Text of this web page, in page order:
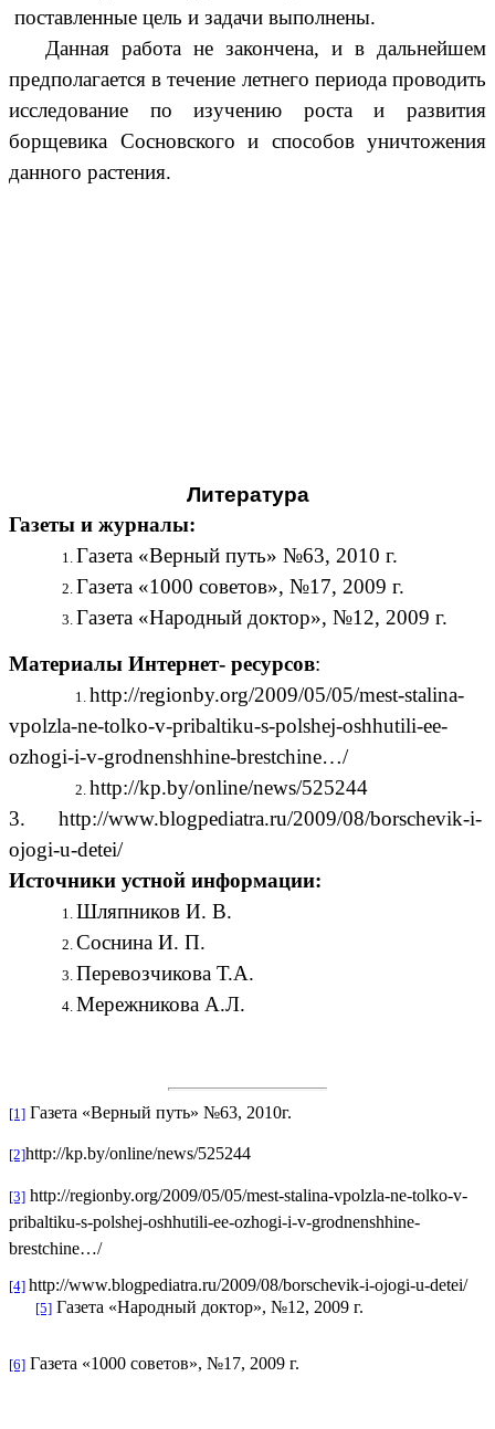
поставленные цель и задачи выполнены.
Данная работа не закончена, и в дальнейшем
предполагается в течение летнего периода проводить
исследование по изучению роста и развития
борщевика Сосновского и способов уничтожения
данного растения.
Литература
Газеты и журналы:
Газета «Верный путь» №63, 2010 г.
Газета «1000 советов», №17, 2009 г.
Газета «Народный доктор», №12, 2009 г.
Материалы Интернет- ресурсов:
http://regionby.org/2009/05/05/mest-stalina-
vpolzla-ne-tolko-v-pribaltiku-s-polshej-oshhutili-ee-
ozhogi-i-v-grodnenshhine-brestchine…/
http://kp.by/online/news/525244
3. http://www.blogpediatra.ru/2009/08/borschevik-i-
ojogi-u-detei/
Источники устной информации:
Шляпников И. В.
Соснина И. П.
Перевозчикова Т.А.
Мережникова А.Л.
[1] Газета «Верный путь» №63, 2010г.
[2]http://kp.by/online/news/525244
[3] http://regionby.org/2009/05/05/mest-stalina-vpolzla-ne-tolko-v-
pribaltiku-s-polshej-oshhutili-ee-ozhogi-i-v-grodnenshhine-
brestchine…/
[4] http://www.blogpediatra.ru/2009/08/borschevik-i-ojogi-u-detei/
[5] Газета «Народный доктор», №12, 2009 г.
[6] Газета «1000 советов», №17, 2009 г.